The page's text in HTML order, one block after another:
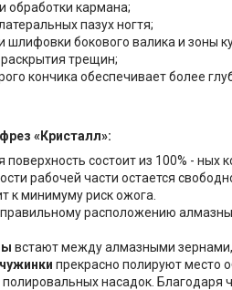
обработки кармана;
пазух ногтя;
шлифовки бокового валика и зоны
трещин;
кончика обеспечивает более
«Кристалл»:
поверхность состоит из 100% -
рабочей части остается
к минимуму риск ожога.
расположению
встают между алмазными
прекрасно полируют место
насадок. Благодаря